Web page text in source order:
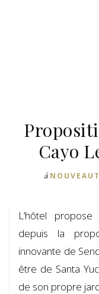
Cayo
á
L’hôtel
depuis la
innovante de
être de Santa
de son propre